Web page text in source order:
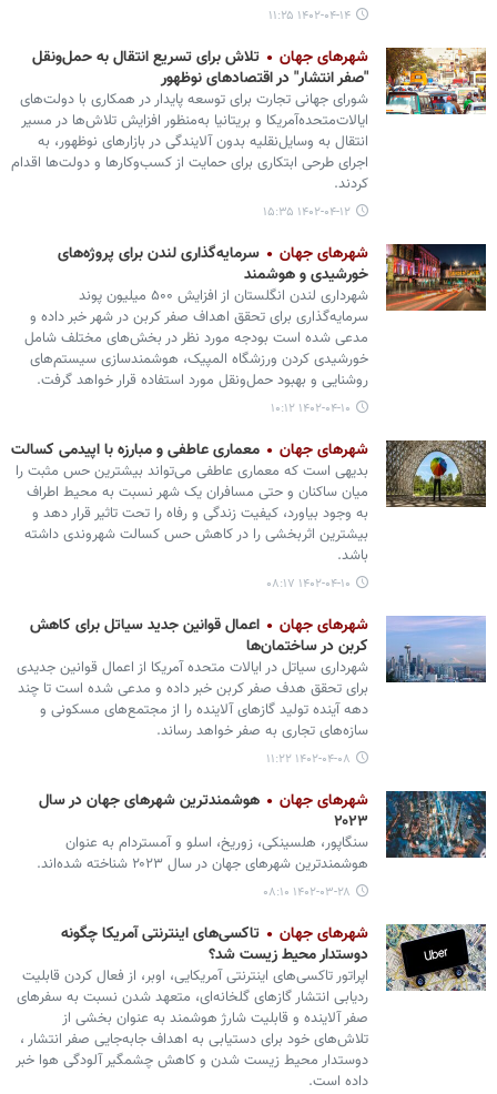
۱۴۰۲-۰۴-۱۴ ۱۱:۲۵
شهرهای جهان
تلاش برای تسریع انتقال به حمل‌ونقل
"صفر انتشار" در اقتصادهای نوظهور
شورای جهانی تجارت برای توسعه پایدار در همکاری با دولت‌های
ایالات‌متحده‌آمریکا و بریتانیا به‌منظور افزایش تلاش‌ها در مسیر
انتقال به وسایل‌نقلیه بدون آلایندگی در بازارهای نوظهور، به
اجرای طرحی ابتکاری برای حمایت از کسب‌وکارها و دولت‌ها اقدام
کردند.
۱۴۰۲-۰۴-۱۲ ۱۵:۳۵
شهرهای جهان
سرمایه‌گذاری لندن برای پروژه‌های
خورشیدی و هوشمند
شهرداری لندن انگلستان از افزایش ۵۰۰ میلیون پوند
سرمایه‌گذاری برای تحقق اهداف صفر کربن در شهر خبر داده‌ و
مدعی شده‌ است بودجه مورد نظر در بخش‌های مختلف شامل
خورشیدی کردن ورزشگاه المپیک، هوشمندسازی سیستم‌های
روشنایی و بهبود حمل‌ونقل مورد استفاده قرار خواهد گرفت.
۱۴۰۲-۰۴-۱۰ ۱۰:۱۲
شهرهای جهان معماری عاطفی و مبارزه با اپیدمی کسالت
بدیهی است که معماری عاطفی می‌تواند بیشترین حس مثبت را
میان ساکنان و حتی مسافران یک شهر نسبت به محیط اطراف
به وجود بیاورد، کیفیت زندگی و رفاه را تحت تاثیر قرار دهد و
بیشترین اثربخشی را در کاهش حس کسالت شهروندی داشته
باشد.
۱۴۰۲-۰۴-۱۰ ۰۸:۱۷
شهرهای جهان
اعمال قوانین جدید سیاتل برای کاهش
کربن در ساختمان‌ها
شهرداری سیاتل در ایالات متحده آمریکا از اعمال قوانین جدیدی
برای تحقق هدف صفر کربن خبر داده و مدعی شده است تا چند
دهه آینده تولید گازهای آلاینده را از مجتمع‌های مسکونی و
سازه‌های تجاری به صفر خواهد رساند.
۱۴۰۲-۰۴-۰۸ ۱۱:۲۲
شهرهای جهان
هوشمندترین شهرهای جهان در سال
۲۰۲۳
سنگاپور، هلسینکی، زوریخ، اسلو و آمستردام به عنوان
هوشمندترین شهرهای جهان در سال ۲۰۲۳ شناخته شده‌اند.
۱۴۰۲-۰۳-۲۸ ۰۸:۱۰
شهرهای جهان
تاکسی‌های اینترنتی آمریکا چگونه
دوستدار محیط زیست شد؟
اپراتور تاکسی‌های اینترنتی آمریکایی، اوبر، از فعال کردن قابلیت
ردیابی انتشار گازهای گلخانه‌ای، متعهد شدن نسبت به سفرهای
صفر آلاینده و قابلیت شارژ هوشمند به‌ عنوان بخشی از
تلاش‌های خود برای دستیابی به اهداف جابه‌جایی صفر انتشار ،
دوستدار محیط زیست شدن و کاهش چشمگیر آلودگی هوا خبر
داده است.